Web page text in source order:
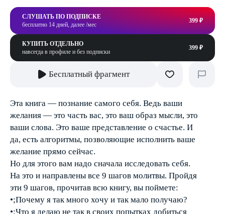
СЛУШАТЬ ПО ПОДПИСКЕ
бесплатно 14 дней, далее /мес
399 ₽
КУПИТЬ ОТДЕЛЬНО
навсегда в профиле и без подписки
399 ₽
Бесплатный фрагмент
Эта книга — познание самого себя. Ведь ваши
желания — это часть вас, это ваш образ мысли, это
ваши слова. Это ваше представление о счастье. И
да, есть алгоритмы, позволяющие исполнить ваше
желание прямо сейчас.
Но для этого вам надо сначала исследовать себя.
На это и направлены все 9 шагов молитвы. Пройдя
эти 9 шагов, прочитав всю книгу, вы поймете:
•;Почему я так много хочу и так мало получаю?
•;Что я делаю не так в своих попытках добиться